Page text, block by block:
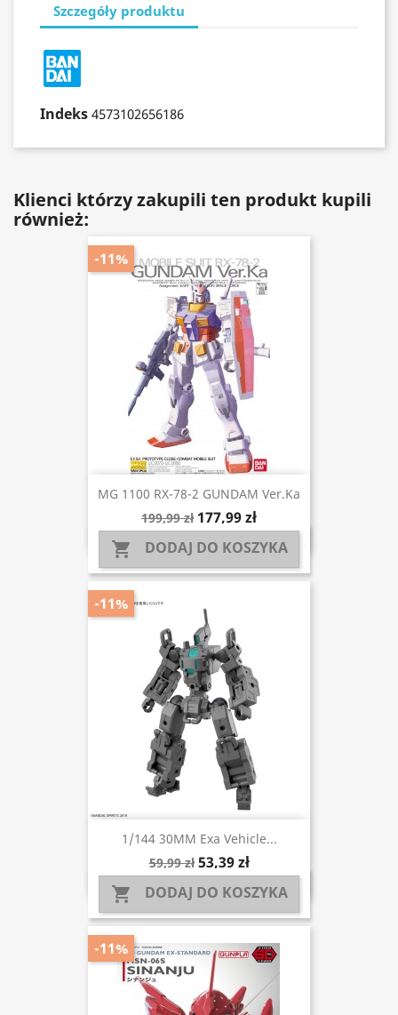
Szczegóły produktu
Indeks 4573102656186
Klienci którzy zakupili ten produkt kupili
również:
MG 1100 RX-78-2 GUNDAM Ver.Ka
199,99 zł 177,99 zł
 DODAJ DO KOSZYKA
-11%
1/144 30MM Exa Vehicle...
59,99 zł 53,39 zł
 DODAJ DO KOSZYKA
-11%
-11%